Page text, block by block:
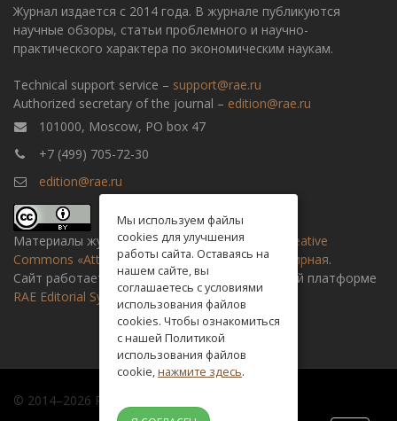
Журнал издается с 2014 года. В журнале публикуются
научные обзоры, статьи проблемного и научно-
практического характера по экономическим наукам.
Technical support service – support@rae.ru
Authorized secretary of the journal – edition@rae.ru
101000, Moscow, PO box 47
+7 (499) 705-72-30
edition@rae.ru
Материалы журнала доступны полицензии Creative
Commons «Attribution» («Атрибуция») 4.0 Всемирная.
Сайт работает на универсальной издательской платформе
RAE Editorial System
© 2014–2026 Russian academy of natural history
Мы используем файлы
cookies для улучшения
работы сайта. Оставаясь на
нашем сайте, вы
соглашаетесь с условиями
использования файлов
cookies. Чтобы ознакомиться
с нашей Политикой
использования файлов
cookie,нажмите здесь.